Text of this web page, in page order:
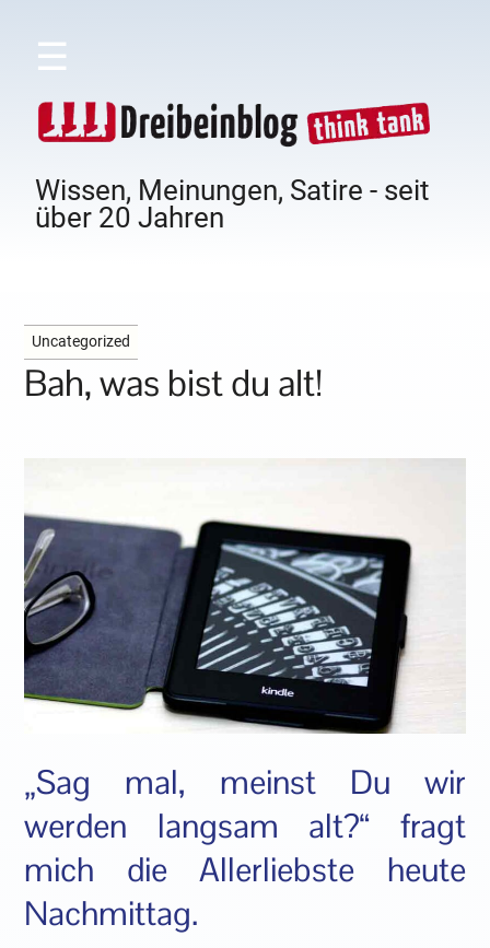
☰
Wissen, Meinungen, Satire - seit
über 20 Jahren
Uncategorized
Bah, was bist du alt!
„Sag mal, meinst Du wir
werden langsam alt?“ fragt
mich die Allerliebste heute
Nachmittag.